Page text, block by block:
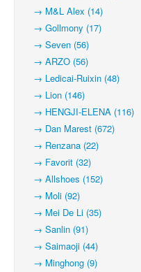
→ M&L Alex (14)
→ Gollmony (17)
→ Seven (56)
→ ARZO (56)
→ Ledicai-Ruixin (48)
→ Lion (146)
→ HENGJI-ELENA (116)
→ Dan Marest (672)
→ Renzana (22)
→ Favorit (32)
→ Allshoes (152)
→ Moli (92)
→ Mei De Li (35)
→ Sanlin (91)
→ Saimaoji (44)
→ Minghong (9)